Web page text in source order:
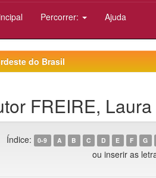
Percorrer: Ajuda
do Brasil
FREIRE,
Índice: 0-9 A B C D E F G
ou inserir as